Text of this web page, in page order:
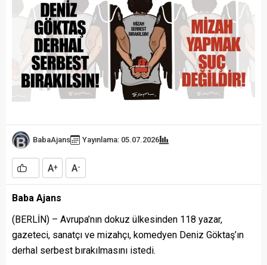
BabaAjans Yayınlama: 05.07.2026
A+ A-
Baba Ajans
(BERLİN) – Avrupa’nın dokuz ülkesinden 118 yazar,
gazeteci, sanatçı ve mizahçı, komedyen Deniz Göktaş’ın
derhal serbest bırakılmasını istedi.